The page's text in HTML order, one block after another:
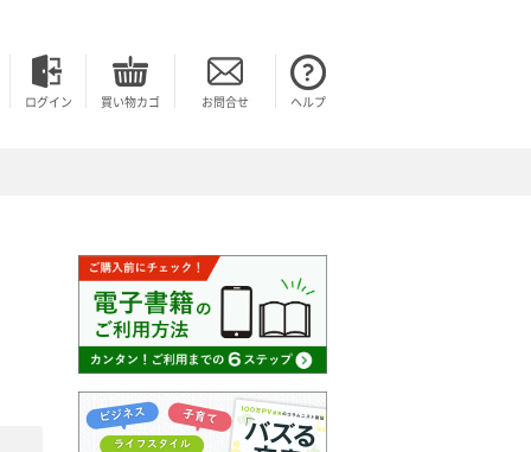
ログイン 買い物カゴ お問合せ ヘルプ